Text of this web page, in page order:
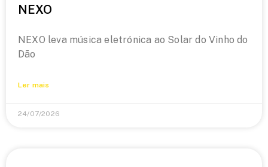
NEXO
NEXO leva música eletrónica ao Solar do Vinho do
Dão
Ler mais
24/07/2026